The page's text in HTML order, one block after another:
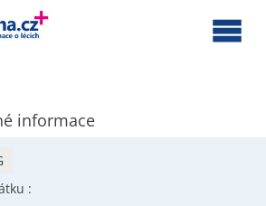
informace
: